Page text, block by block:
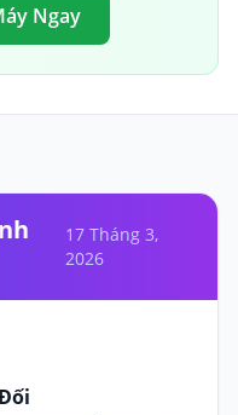
Ngay
17 Tháng 3,
2026